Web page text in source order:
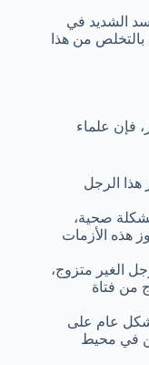
الشديد في
بالتخلص من هذا
فإن علماء
هذا الرجل
صحية،
هذه الأزمات
الغير متزوج،
من فتاة
عام على
في محيط